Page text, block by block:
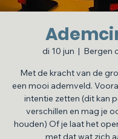
di 10 jun
  |
Bergen
Met de kracht van de
een mooi ademveld.
intentie zetten (dit kan
verschillen en mag je
houden) Of je laat het
met dat wat zich